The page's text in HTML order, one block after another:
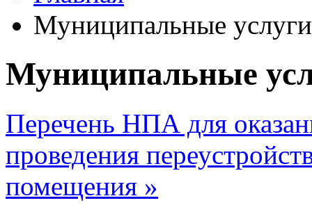
Муниципальные услуги
Муниципальные
Перечень НПА для
проведения
помещения »